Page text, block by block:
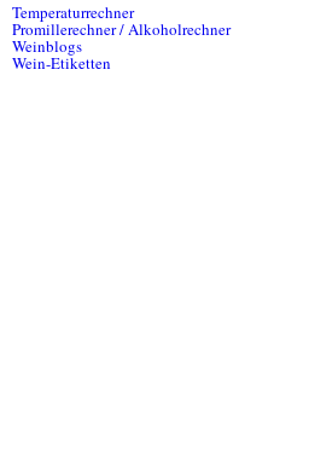
Temperaturrechner
Promillerechner / Alkoholrechner
Weinblogs
Wein-Etiketten